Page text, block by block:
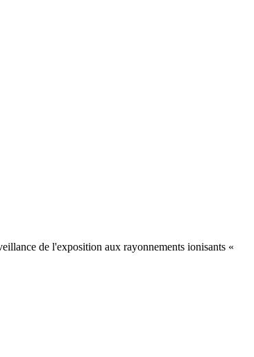
de l'exposition aux rayonnements ionisants «